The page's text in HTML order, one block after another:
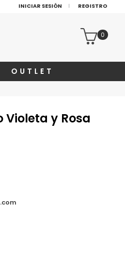
INICIAR SESIÓN REGISTRO
0
OUTLET
Violeta y Rosa